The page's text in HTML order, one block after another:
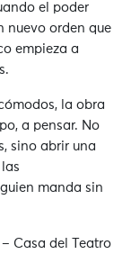
el poder
nuevo orden que
empieza a
la obra
a pensar. No
sino abrir una
manda sin
Casa del Teatro